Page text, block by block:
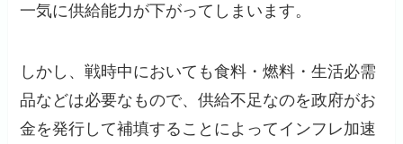
一気に供給能力が下がってしまいます。
しかし、戦時中においても食料・燃料・生活必需
品などは必要なもので、供給不足なのを政府がお
金を発行して補填することによってインフレ加速